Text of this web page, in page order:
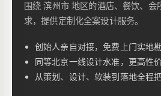
围绕 滨州市 地区的酒店、餐饮、会
求，提供定制化全案设计服务。
创始人亲自对接，免费上门实地
同等北京一线设计水准，更高性
从策划、设计、软装到落地全程